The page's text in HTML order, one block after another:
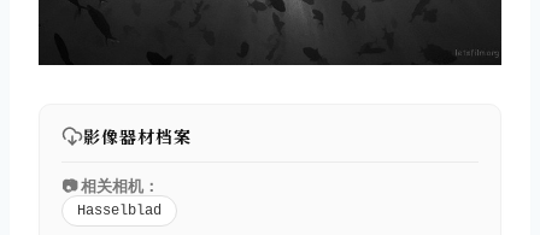
影像器材档案
📷 相关相机：
Hasselblad